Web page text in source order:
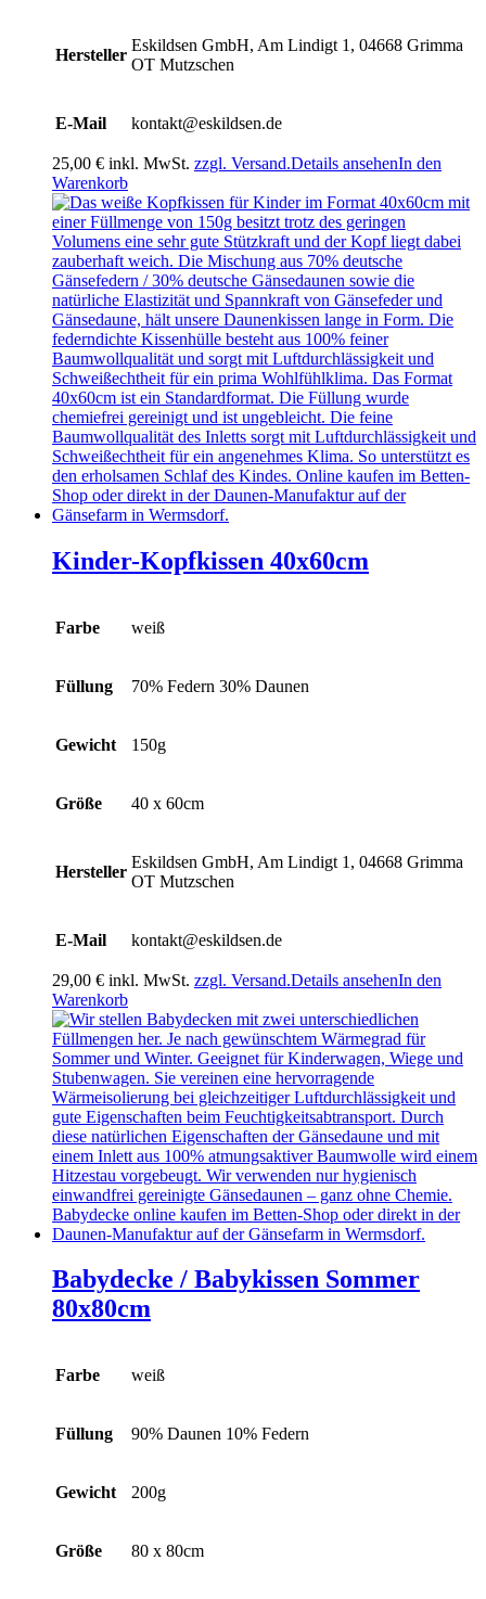
Hersteller
Eskildsen GmbH, Am Lindigt 1, 04668 Grimma
OT Mutzschen
E-Mail kontakt@eskildsen.de
25,00 € inkl. MwSt. zzgl. Versand.Details ansehenIn den
Warenkorb
Kinder-Kopfkissen 40x60cm
Farbe weiß
Füllung 70% Federn 30% Daunen
Gewicht 150g
Größe 40 x 60cm
Hersteller
Eskildsen GmbH, Am Lindigt 1, 04668 Grimma
OT Mutzschen
E-Mail kontakt@eskildsen.de
29,00 € inkl. MwSt. zzgl. Versand.Details ansehenIn den
Warenkorb
Babydecke / Babykissen Sommer
80x80cm
Farbe weiß
Füllung 90% Daunen 10% Federn
Gewicht 200g
Größe 80 x 80cm